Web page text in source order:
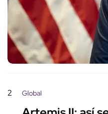
2 Global